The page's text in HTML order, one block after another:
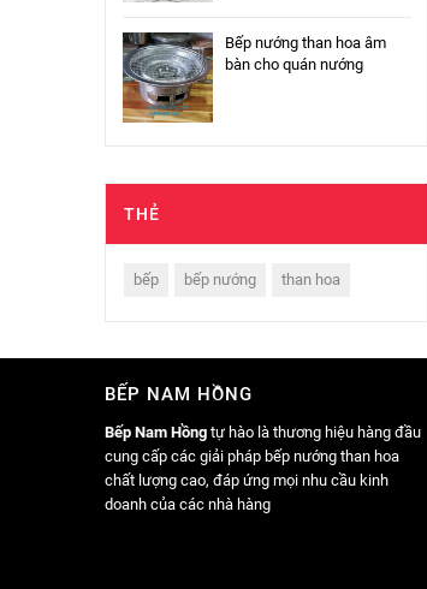
Bếp nướng than hoa âm
bàn cho quán nướng
THẺ
bếp bếp nướng than hoa
BẾP NAM HỒNG
Bếp Nam Hồng tự hào là thương hiệu hàng đầu
cung cấp các giải pháp bếp nướng than hoa
chất lượng cao, đáp ứng mọi nhu cầu kinh
doanh của các nhà hàng